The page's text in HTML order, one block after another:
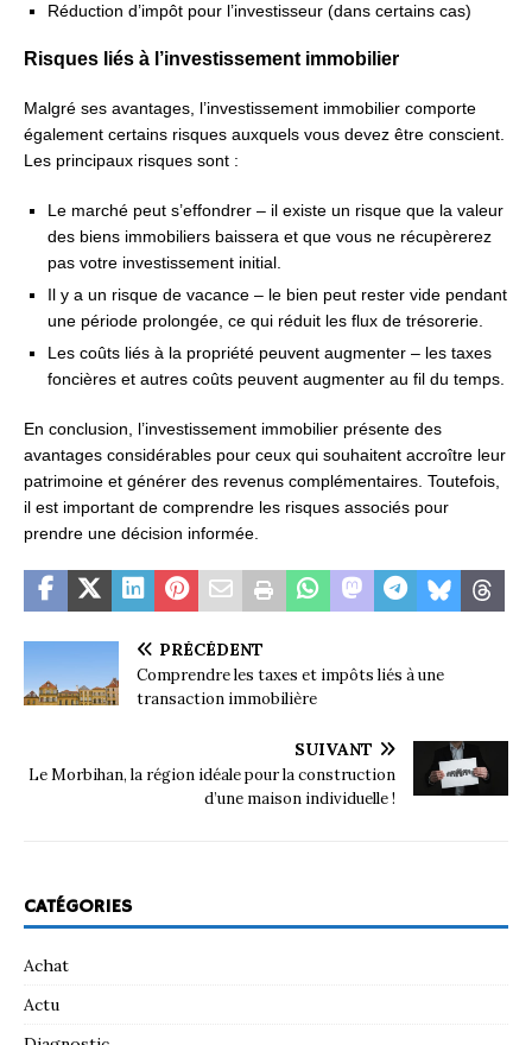
Réduction d’impôt pour l’investisseur (dans certains cas)
Risques liés à l’investissement immobilier
Malgré ses avantages, l’investissement immobilier comporte
également certains risques auxquels vous devez être conscient.
Les principaux risques sont :
Le marché peut s’effondrer – il existe un risque que la valeur
des biens immobiliers baissera et que vous ne récupèrerez
pas votre investissement initial.
Il y a un risque de vacance – le bien peut rester vide pendant
une période prolongée, ce qui réduit les flux de trésorerie.
Les coûts liés à la propriété peuvent augmenter – les taxes
foncières et autres coûts peuvent augmenter au fil du temps.
En conclusion, l’investissement immobilier présente des
avantages considérables pour ceux qui souhaitent accroître leur
patrimoine et générer des revenus complémentaires. Toutefois,
il est important de comprendre les risques associés pour
prendre une décision informée.
PRÉCÉDENT
Comprendre les taxes et impôts liés à une
transaction immobilière
SUIVANT
Le Morbihan, la région idéale pour la construction
d’une maison individuelle !
CATÉGORIES
Achat
Actu